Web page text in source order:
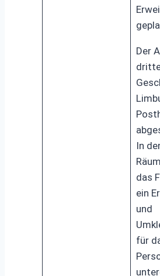
Der
In
das
ein
und
für